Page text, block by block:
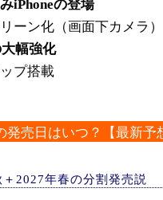
iPhoneの登場
ーン化（画面下カメラ）
幅強化
プ搭載
発売日はいつ？【最新予
2027年春の分割発売説